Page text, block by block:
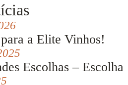
a Elite Vinhos!
Escolhas –